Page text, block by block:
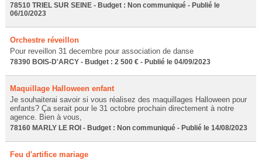
78510 TRIEL SUR SEINE - Budget : Non communiqué - Publié le
06/10/2023
Orchestre réveillon
Pour reveillon 31 decembre pour association de danse
78390 BOIS-D'ARCY - Budget : 2 500 € - Publié le 04/09/2023
Maquillage Halloween enfant
Je souhaiterai savoir si vous réalisez des maquillages Halloween pour
enfants? Ça serait pour le 31 octobre prochain directement à notre
agence. Bien à vous,
78160 MARLY LE ROI - Budget : Non communiqué - Publié le 14/08/2023
Feu d'artifice mariage